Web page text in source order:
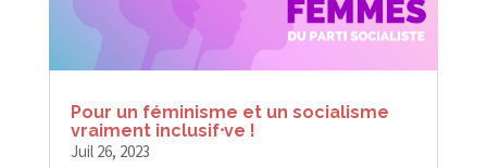
Pour un féminisme et un socialisme
vraiment inclusif⸱ve !
Juil 26, 2023